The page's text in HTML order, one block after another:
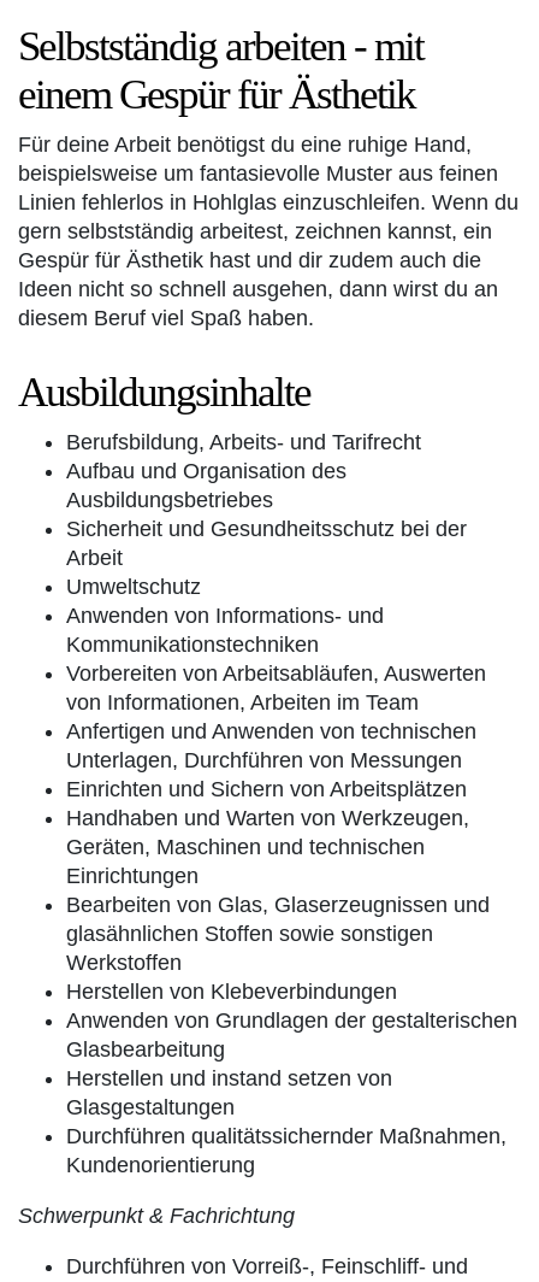
Selbstständig arbeiten - mit
einem Gespür für Ästhetik
Für deine Arbeit benötigst du eine ruhige Hand,
beispielsweise um fantasievolle Muster aus feinen
Linien fehlerlos in Hohlglas einzuschleifen. Wenn du
gern selbstständig arbeitest, zeichnen kannst, ein
Gespür für Ästhetik hast und dir zudem auch die
Ideen nicht so schnell ausgehen, dann wirst du an
diesem Beruf viel Spaß haben.
Ausbildungsinhalte
Berufsbildung, Arbeits- und Tarifrecht
Aufbau und Organisation des
Ausbildungsbetriebes
Sicherheit und Gesundheitsschutz bei der
Arbeit
Umweltschutz
Anwenden von Informations- und
Kommunikationstechniken
Vorbereiten von Arbeitsabläufen, Auswerten
von Informationen, Arbeiten im Team
Anfertigen und Anwenden von technischen
Unterlagen, Durchführen von Messungen
Einrichten und Sichern von Arbeitsplätzen
Handhaben und Warten von Werkzeugen,
Geräten, Maschinen und technischen
Einrichtungen
Bearbeiten von Glas, Glaserzeugnissen und
glasähnlichen Stoffen sowie sonstigen
Werkstoffen
Herstellen von Klebeverbindungen
Anwenden von Grundlagen der gestalterischen
Glasbearbeitung
Herstellen und instand setzen von
Glasgestaltungen
Durchführen qualitätssichernder Maßnahmen,
Kundenorientierung
Schwerpunkt & Fachrichtung
Durchführen von Vorreiß-, Feinschliff- und